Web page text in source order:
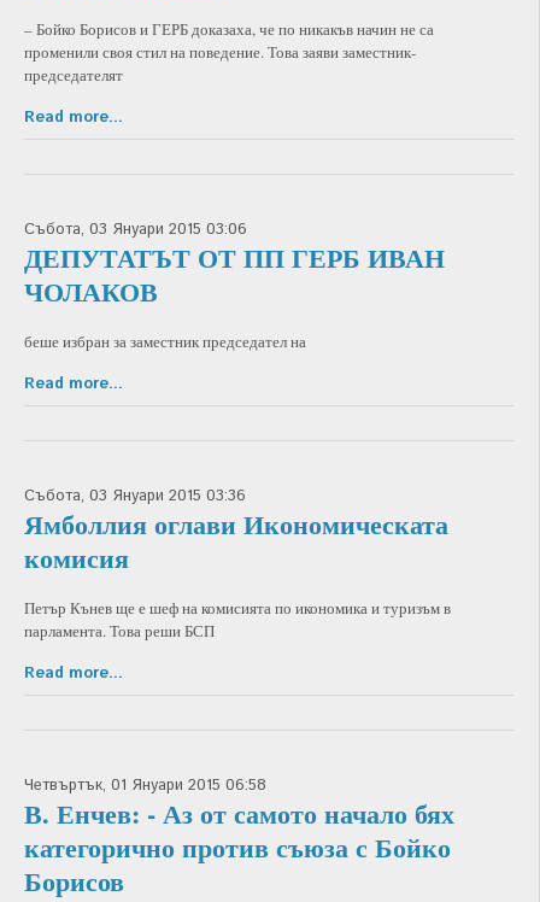
– Бойко Борисов и ГЕРБ доказаха, че по никакъв начин не са
променили своя стил на поведение. Това заяви заместник-
председателят
Read more...
Събота, 03 Януари 2015 03:06
ДЕПУТАТЪТ ОТ ПП ГЕРБ ИВАН
ЧОЛАКОВ
беше избран за заместник председател на
Read more...
Събота, 03 Януари 2015 03:36
Ямболлия оглави Икономическата
комисия
Петър Кънев ще е шеф на комисията по икономика и туризъм в
парламента. Това реши БСП
Read more...
Четвъртък, 01 Януари 2015 06:58
В. Енчев: - Аз от самото начало бях
категорично против съюза с Бойко
Борисов